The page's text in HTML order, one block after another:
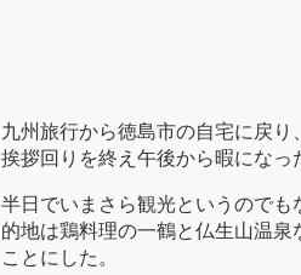
九州旅行から徳島市の自宅に戻
挨拶回りを終え午後から暇になっ
半日でいまさら観光というので
的地は鶏料理の一鶴と仏生山温
ことにした。